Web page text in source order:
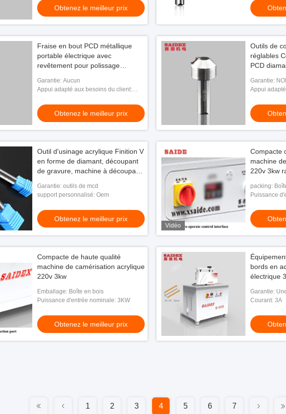
Obtenez le meilleur prix
Fraise en bout PCD métallique
portable électrique avec
revêtement pour polissage
Garantie: Aucun
Appui adapté aux besoins du client:
Obtenez le meilleur prix
Outils de
réglables Couteau de polissage
PCD
Garantie:
Appui
Outil d'usinage acrylique Finition V
en forme de diamant, découpant
de gravure, machine à découpage
Garantie: outils de mcd
support personnalisé: Oem
Obtenez le meilleur prix
Vidéo
Compacte
machine
220v 3kw
packing:
papier
Puissance
Compacte de haute qualité
machine de camérisation acrylique
220v 3kw
Emballage: Boîte en bois
Puissance d'entrée nominale: 3KW
Obtenez le meilleur prix
bords en
électrique
Garantie:
Courant: 3A
1 2 3 4 5 6 7